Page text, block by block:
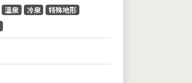
溫泉 冷泉
特殊地形